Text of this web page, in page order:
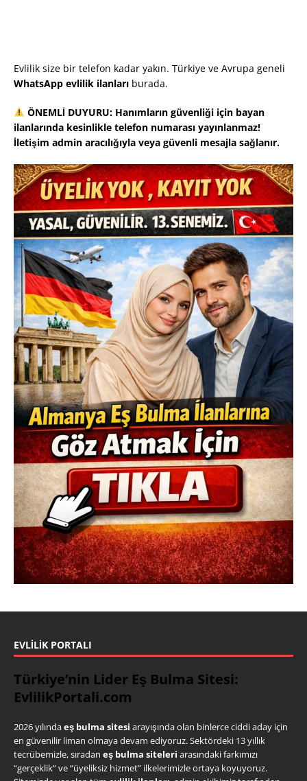
Evlilik size bir telefon kadar yakın. Türkiye ve Avrupa geneli
WhatsApp evlilik ilanları burada.
ÖNEMLİ DUYURU: Hanımların güvenliği için bayan
ilanlarında kesinlikle telefon numarası yayınlanmaz!
İletişim admin aracılığıyla veya güvenli mesajla sağlanır.
EVLILIK PORTALI
Türkiye’nin Lider Eş Bulma Sitesi:
EvlilikPortali.com
2026 yılındaeş bulma sitesi arayışında olan binlerce ciddi aday için
en güvenilir liman olmaya devam ediyoruz. Sektördeki 13 yıllık
tecrübemizle, sıradan eş bulma siteleri arasındaki farkımızı
“gerçeklik” ve “üyeliksiz hizmet” ilkelerimizle ortaya koyuyoruz.